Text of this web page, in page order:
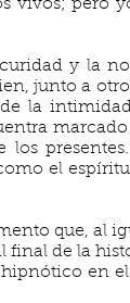
vivos;
y la
junto a
la
los
el
que, al
final de la
en